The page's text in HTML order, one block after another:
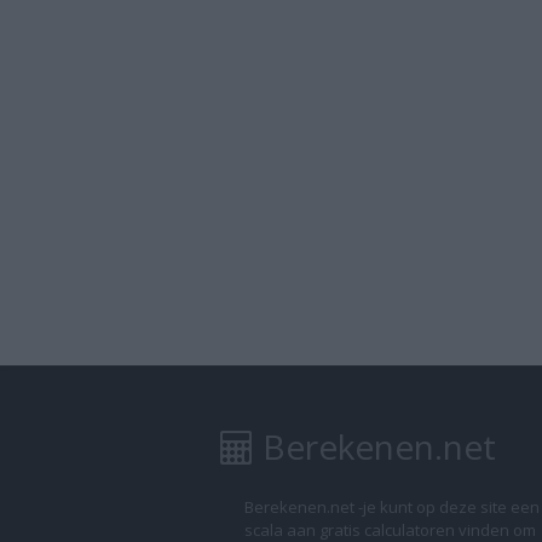
Berekenen.net
Berekenen.net -je kunt op deze site
scala aan gratis calculatoren vinden om